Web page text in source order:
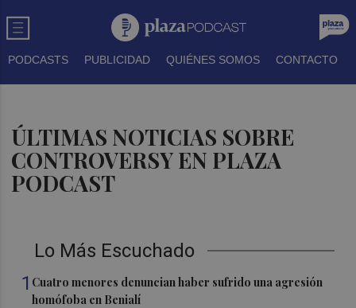
PODCASTS PUBLICIDAD QUIÉNES SOMOS CONTACTO
ÚLTIMAS NOTICIAS SOBRE
CONTROVERSY EN PLAZA
PODCAST
Lo Más Escuchado
1 Cuatro menores denuncian haber sufrido una agresión
homófoba en Benialí